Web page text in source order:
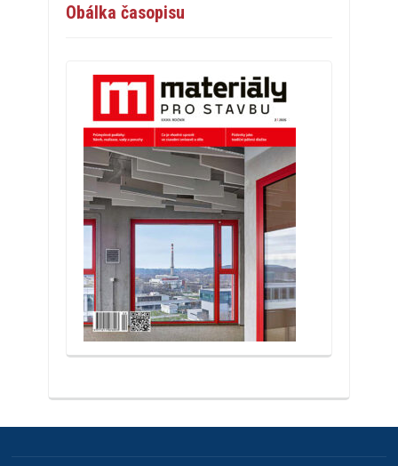
Obálka časopisu